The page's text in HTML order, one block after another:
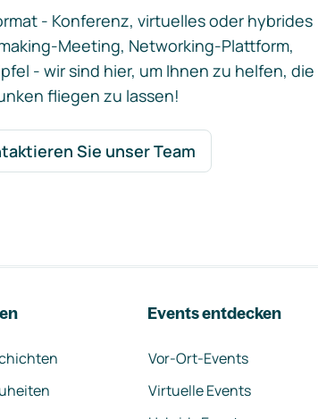
- Konferenz, virtuelles oder hybrides
Meeting, Networking-Plattform,
- wir sind hier, um Ihnen zu helfen, die
fliegen zu lassen!
Sie unser Team
Events entdecken
Vor-Ort-Events
Virtuelle Events